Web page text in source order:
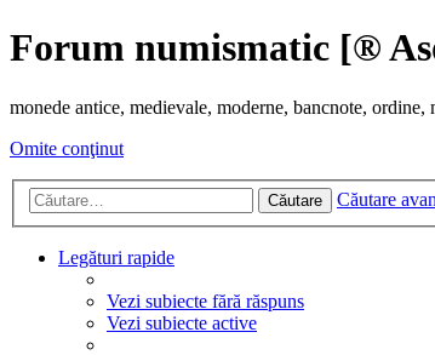
Forum numismatic [®
monede antice, medievale, moderne, bancnote, ordine,
Omite conţinut
Căutare Căutare
Legături rapide
Vezi subiecte fără răspuns
Vezi subiecte active